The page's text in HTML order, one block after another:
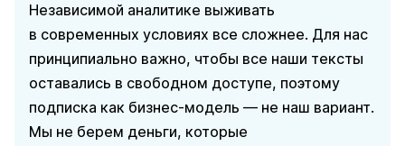
Независимой аналитике выживать
в современных условиях все сложнее. Для нас
принципиально важно, чтобы все наши тексты
оставались в свободном доступе, поэтому
подписка как бизнес-модель — не наш вариант.
Мы не берем деньги, которые